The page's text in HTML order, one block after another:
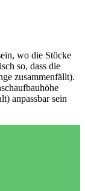
wo die Stöcke
so, dass die
zusammenfällt).
anpassbar sein